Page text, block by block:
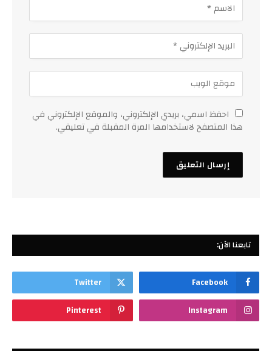
احفظ اسمي، بريدي الإلكتروني، والموقع الإلكتروني في
هذا المتصفح لاستخدامها المرة المقبلة في تعليقي.
تابعنا الآن:
Facebook
Twitter
Instagram
Pinterest